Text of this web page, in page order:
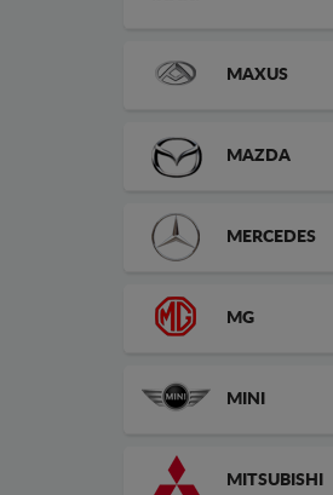
MAXUS
MAZDA
MERCEDES
MG
MINI
MITSUBISHI